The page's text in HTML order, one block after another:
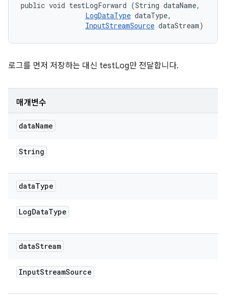
public void testLogForward (String dataName,
LogDataType dataType,
InputStreamSource dataStream)
로그를 먼저 저장하는 대신 testLog만 전달합니다.
매개변수
dataName
String
dataType
LogDataType
dataStream
InputStreamSource